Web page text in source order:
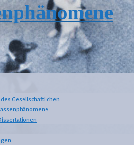
Gesellschaftlichen